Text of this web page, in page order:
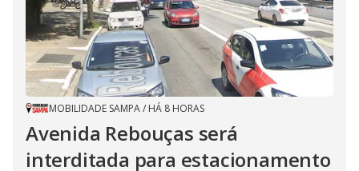
MOBILIDADE SAMPA/ HÁ 8 HORAS
Avenida Rebouças será
interditada para estacionamento